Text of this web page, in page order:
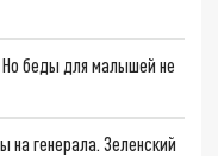
Но беды для малышей не
генерала. Зеленский